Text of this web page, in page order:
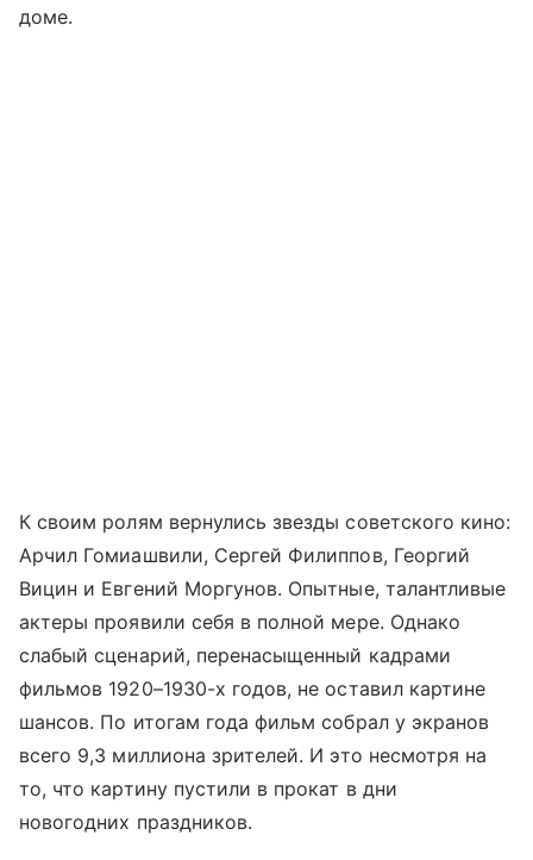
доме.
К своим ролям вернулись звезды советского кино:
Арчил Гомиашвили, Сергей Филиппов, Георгий
Вицин и Евгений Моргунов. Опытные, талантливые
актеры проявили себя в полной мере. Однако
слабый сценарий, перенасыщенный кадрами
фильмов 1920–1930-х годов, не оставил картине
шансов. По итогам года фильм собрал у экранов
всего 9,3 миллиона зрителей. И это несмотря на
то, что картину пустили в прокат в дни
новогодних праздников.